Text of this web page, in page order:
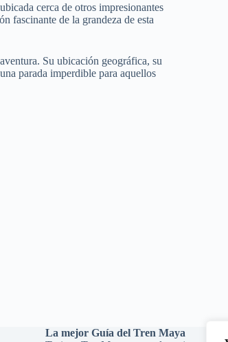
cerca de otros impresionantes
fascinante de la grandeza de esta
Su ubicación geográfica, su
parada imperdible para aquellos
La mejor Guía del Tren Maya